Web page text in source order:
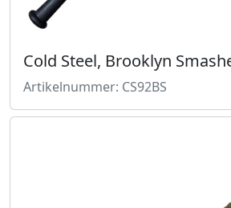
Cold Steel, Brooklyn
Artikelnummer: CS92BS